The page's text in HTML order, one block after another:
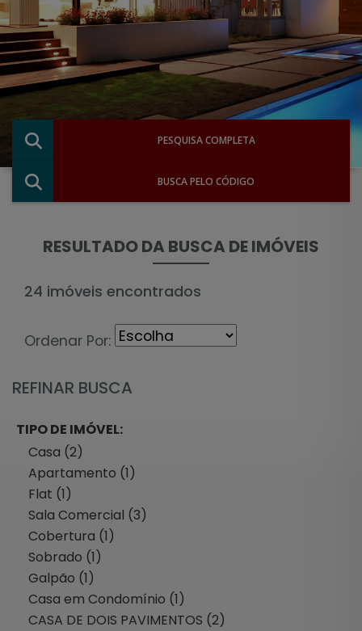
PESQUISA COMPLETA
BUSCA PELO CÓDIGO
RESULTADO DA BUSCA DE IMÓVEIS
24 imóveis encontrados
Ordenar Por:
REFINAR BUSCA
TIPO DE IMÓVEL:
Casa (2)
Apartamento (1)
Flat (1)
Sala Comercial (3)
Cobertura (1)
Sobrado (1)
Galpão (1)
Casa em Condomínio (1)
CASA DE DOIS PAVIMENTOS (2)